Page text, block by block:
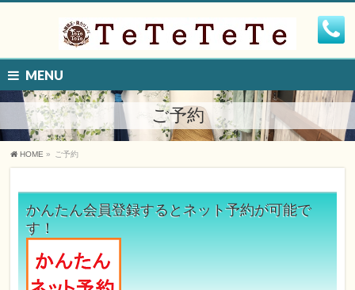
MENU
ご予約
HOME » ご予約
かんたん会員登録するとネット予約が可能で
す！